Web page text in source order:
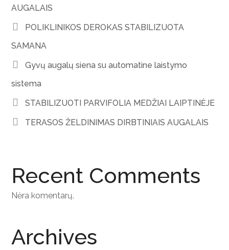
AUGALAIS
POLIKLINIKOS DEROKAS STABILIZUOTA
SAMANA
Gyvų augalų siena su automatine laistymo
sistema
STABILIZUOTI PARVIFOLIA MEDŽIAI LAIPTINĖJE
TERASOS ŽELDINIMAS DIRBTINIAIS AUGALAIS
Recent Comments
Nėra komentarų.
Archives